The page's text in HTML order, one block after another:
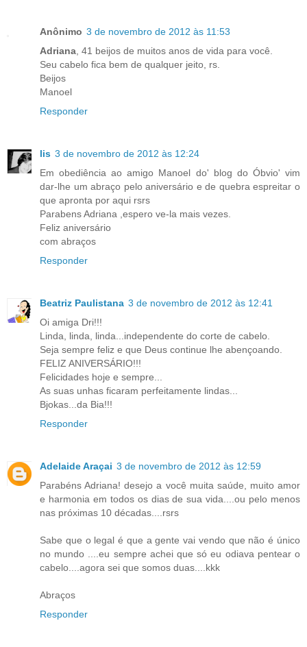
Anônimo 3 de novembro de 2012 às 11:53
Adriana, 41 beijos de muitos anos de vida para você.
Seu cabelo fica bem de qualquer jeito, rs.
Beijos
Manoel
Responder
lis 3 de novembro de 2012 às 12:24
Em obediência ao amigo Manoel do' blog do Óbvio' vim
dar-lhe um abraço pelo aniversário e de quebra espreitar o
que apronta por aqui rsrs
Parabens Adriana ,espero ve-la mais vezes.
Feliz aniversário
com abraços
Responder
Beatriz Paulistana 3 de novembro de 2012 às 12:41
Oi amiga Dri!!!
Linda, linda, linda...independente do corte de cabelo.
Seja sempre feliz e que Deus continue lhe abençoando.
FELIZ ANIVERSÁRIO!!!
Felicidades hoje e sempre...
As suas unhas ficaram perfeitamente lindas...
Bjokas...da Bia!!!
Responder
Adelaide Araçai 3 de novembro de 2012 às 12:59
Parabéns Adriana! desejo a você muita saúde, muito amor
e harmonia em todos os dias de sua vida....ou pelo menos
nas próximas 10 décadas....rsrs
Sabe que o legal é que a gente vai vendo que não é único
no mundo ....eu sempre achei que só eu odiava pentear o
cabelo....agora sei que somos duas....kkk
Abraços
Responder